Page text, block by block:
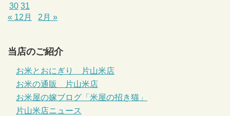
30 31
« 12月
2月 »
当店のご紹介
お米とおにぎり 片山米店
お米の通販 片山米店
お米屋の嫁ブログ「米屋の招き猫」
片山米店ニュース